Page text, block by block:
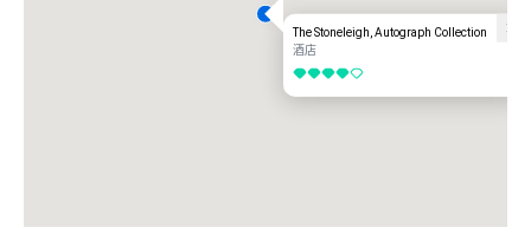
The Stoneleigh, Autograph Collection
酒店
4/5